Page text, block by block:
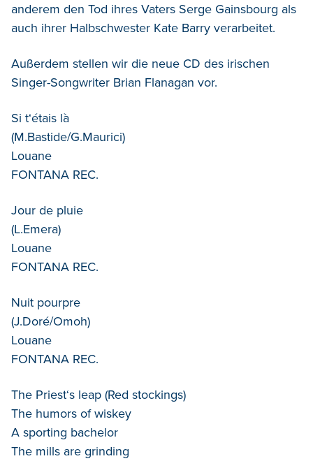
anderem den Tod ihres Vaters Serge Gainsbourg als
auch ihrer Halbschwester Kate Barry verarbeitet.
Außerdem stellen wir die neue CD des irischen
Singer-Songwriter Brian Flanagan vor.
Si t‘étais là
(M.Bastide/G.Maurici)
Louane
FONTANA REC.
Jour de pluie
(L.Emera)
Louane
FONTANA REC.
Nuit pourpre
(J.Doré/Omoh)
Louane
FONTANA REC.
The Priest‘s leap (Red stockings)
The humors of wiskey
A sporting bachelor
The mills are grinding